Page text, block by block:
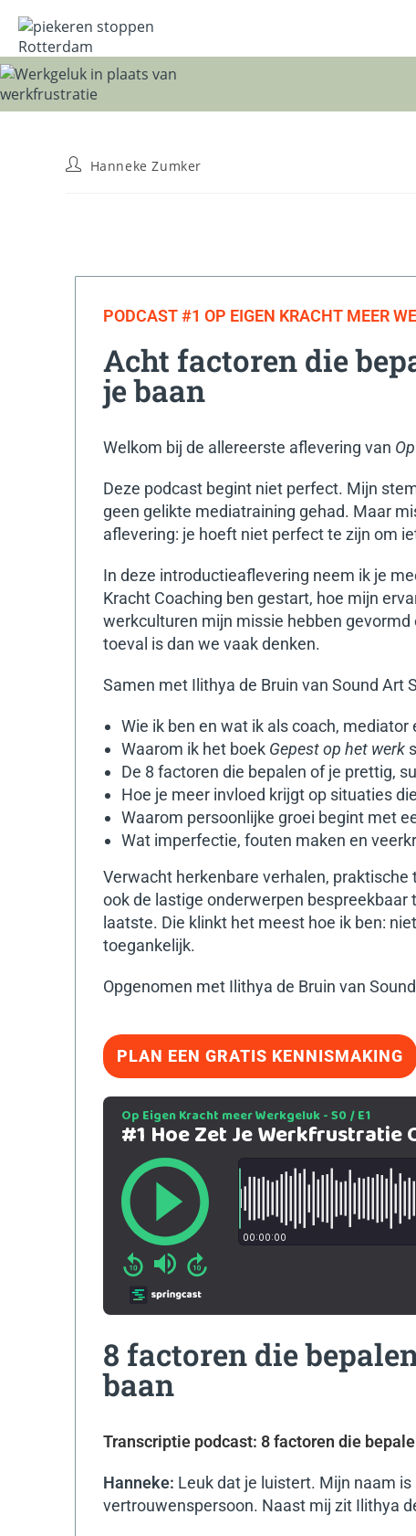
Hanneke Zumker
PODCAST #1 OP EIGEN KRACHT MEER
Acht factoren die
je baan
Welkom bij de allereerste aflevering van
Deze podcast begint niet perfect. Mijn
geen gelikte mediatraining gehad. Maar
aflevering: je hoeft niet perfect te zijn om
In deze introductieaflevering neem ik je
Kracht Coaching ben gestart, hoe mijn
werkculturen mijn missie hebben
toeval is dan we vaak denken.
Samen met Ilithya de Bruin van Sound Art
Wie ik ben en wat ik als coach,
Waarom ik het boek Gepest op het werk
De 8 factoren die bepalen of je prettig,
Hoe je meer invloed krijgt op situaties
Waarom persoonlijke groei begint met
Wat imperfectie, fouten maken en
Verwacht herkenbare verhalen,
ook de lastige onderwerpen
laatste. Die klinkt het meest hoe ik ben:
toegankelijk.
Opgenomen met Ilithya de Bruin van
PLAN EEN GRATIS KENNISMAKING
8 factoren die
baan
Transcriptie podcast: 8 factoren die
Hanneke: Leuk dat je luistert. Mijn naam
vertrouwenspersoon. Naast mij zit Ilithya